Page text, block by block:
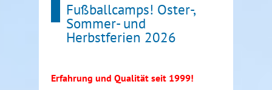
Fußballcamps! Oster-,
Sommer- und
Herbstferien 2026
Erfahrung und Qualität seit 1999!